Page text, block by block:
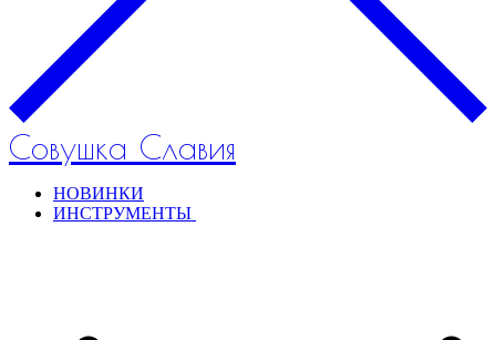
Совушка Славия
НОВИНКИ
ИНСТРУМЕНТЫ